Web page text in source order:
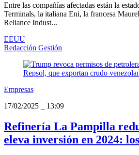
Entre las compañías afectadas están la
Terminals, la italiana Eni, la francesa
Reliance Indust...
EEUU
Redacción Gestión
Empresas
17/02/2025
13:09
Refinería La Pampilla
eleva inversión en 2024: